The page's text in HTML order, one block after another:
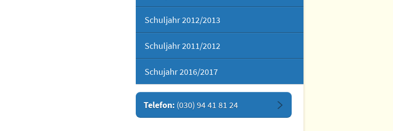
Schuljahr 2012/2013
Schuljahr 2011/2012
Schujahr 2016/2017
Telefon: (030) 94 41 81 24